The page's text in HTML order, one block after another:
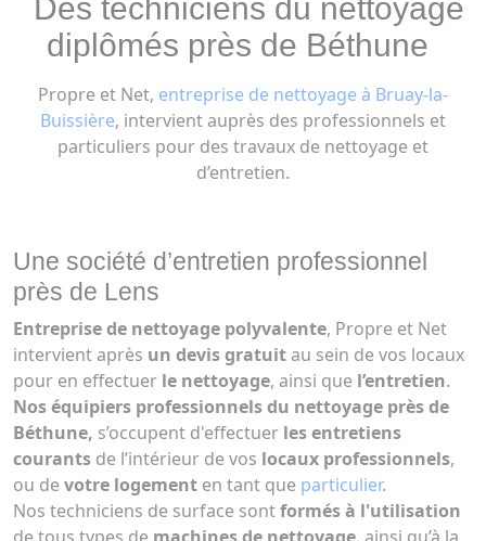
Des techniciens du nettoyage
diplômés près de Béthune
Propre et Net, entreprise de nettoyage à Bruay-la-
Buissière, intervient auprès des professionnels et
particuliers pour des travaux de nettoyage et
d’entretien.
Une société d’entretien professionnel
près de Lens
Entreprise de nettoyage polyvalente, Propre et Net
intervient après un devis gratuit au sein de vos locaux
pour en effectuer le nettoyage, ainsi que l’entretien.
Nos équipiers professionnels du nettoyage près de
Béthune, s’occupent d'effectuer les entretiens
courants de l’intérieur de vos locaux professionnels,
ou de votre logement en tant que particulier.
Nos techniciens de surface sontformés à l'utilisation
de tous types de machines de nettoyage, ainsi qu’à la